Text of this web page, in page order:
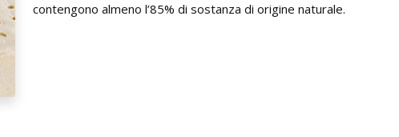
contengono almeno l’85% di sostanza di origine naturale.